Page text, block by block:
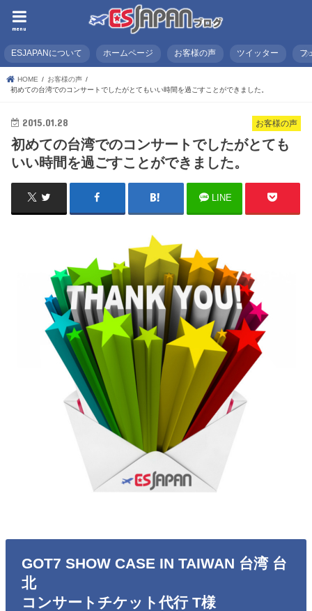
menu
ESJAPANについて ホームページ お客様の声 ツイッター フ
HOME
お客様の声
初めての台湾でのコンサートでしたがとてもいい時間を過ごすことができました。
お客様の声
2015.01.28
初めての台湾でのコンサートでしたがとても
いい時間を過ごすことができました。
LINE
GOT7 SHOW CASE IN TAIWAN 台湾 台
北
コンサートチケット代行 T様